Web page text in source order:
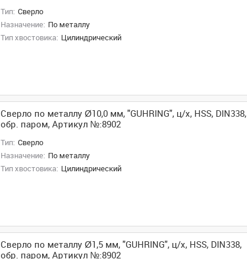
Тип: Сверло
Назначение: По металлу
Тип хвостовика: Цилиндрический
Сверло по металлу Ø10,0 мм, "GUHRING", ц/х, HSS, DIN338,
обр. паром, Артикул №:8902
Тип: Сверло
Назначение: По металлу
Тип хвостовика: Цилиндрический
Сверло по металлу Ø1,5 мм, "GUHRING", ц/х, HSS, DIN338,
обр. паром, Артикул №:8902